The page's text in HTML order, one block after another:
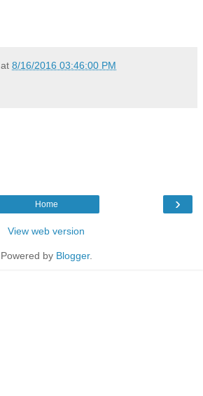
at 8/16/2016 03:46:00 PM
›
Home
View web version
Powered by Blogger.